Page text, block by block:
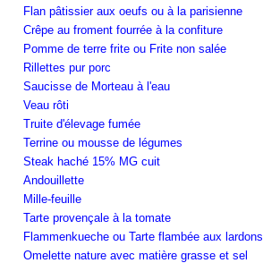
Flan pâtissier aux oeufs ou à la parisienne
Crêpe au froment fourrée à la confiture
Pomme de terre frite ou Frite non salée
Rillettes pur porc
Saucisse de Morteau à l'eau
Veau rôti
Truite d'élevage fumée
Terrine ou mousse de légumes
Steak haché 15% MG cuit
Andouillette
Mille-feuille
Tarte provençale à la tomate
Flammenkueche ou Tarte flambée aux lardons
Omelette nature avec matière grasse et sel